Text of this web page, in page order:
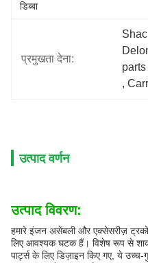
डिब्बा
प्रमुखता देना:
parts
,
उत्पाद वर्णन
उत्पाद विवरण:
हमारे इंजन असेंबली और एक्सेसरीज़
लिए आवश्यक घटक हैं। विशेष रूप से
पार्ट्स के लिए डिज़ाइन किए गए, ये